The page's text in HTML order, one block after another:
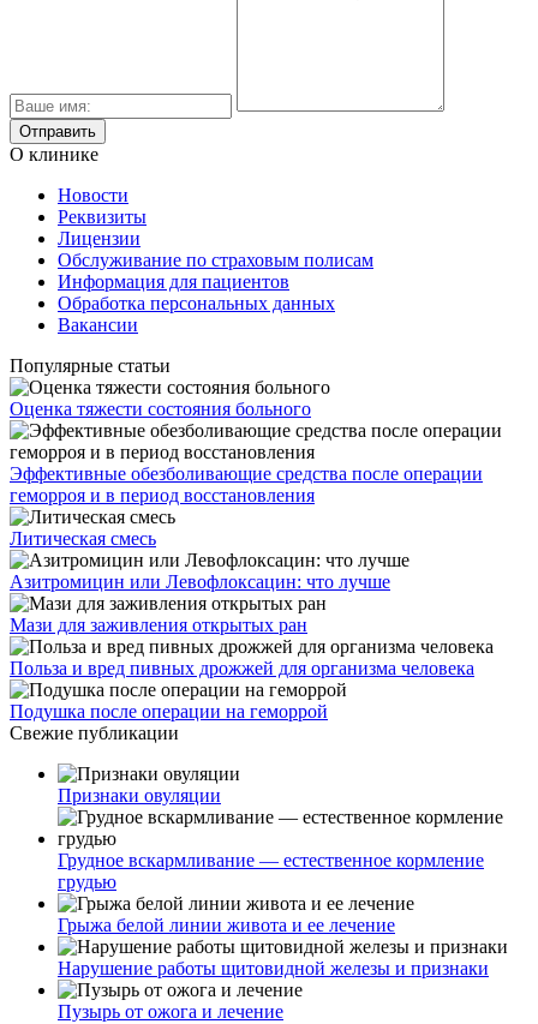
О клинике
Новости
Реквизиты
Лицензии
Обслуживание по страховым полисам
Информация для пациентов
Обработка персональных данных
Вакансии
Популярные статьи
Оценка тяжести состояния больного
Эффективные обезболивающие средства после операции
геморроя и в период восстановления
Литическая смесь
Азитромицин или Левофлоксацин: что лучше
Мази для заживления открытых ран
Польза и вред пивных дрожжей для организма человека
Подушка после операции на геморрой
Свежие публикации
Признаки овуляции
Грудное вскармливание — естественное кормление
грудью
Грыжа белой линии живота и ее лечение
Нарушение работы щитовидной железы и признаки
Пузырь от ожога и лечение